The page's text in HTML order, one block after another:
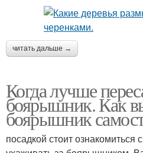
читать дальше →
Когда лучше
боярышник. Как
боярышник
посадкой стоит ознакомиться